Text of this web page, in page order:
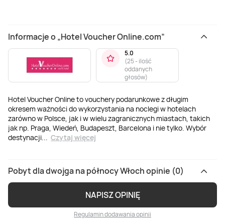
Informacje o „Hotel Voucher Online.com”
Hotel Voucher Online to vouchery podarunkowe z długim
okresem ważności do wykorzystania na noclegi w hotelach
zarówno w Polsce, jak i w wielu zagranicznych miastach, takich
jak np. Praga, Wiedeń, Budapeszt, Barcelona i nie tylko. Wybór
destynacji... Czytaj więcej
5.0
(25 - ilość
oddanych
głosów)
Pobyt dla dwojga na północy Włoch opinie (0)
NAPISZ OPINIĘ
Regulamin dodawania opinii